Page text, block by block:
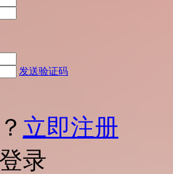
发送验证码
立即注册
录